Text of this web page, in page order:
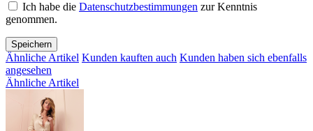
Ich habe die Datenschutzbestimmungen zur Kenntnis
genommen.
Speichern
Ähnliche Artikel Kunden kauften auch Kunden haben sich ebenfalls
angesehen
Ähnliche Artikel